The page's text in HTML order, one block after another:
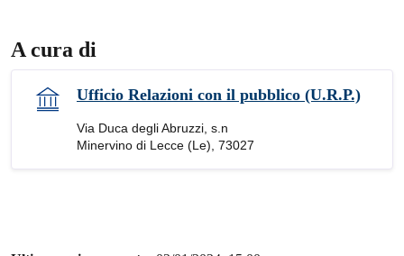
A cura di
Ufficio Relazioni con il pubblico (U.R.P.)
Via Duca degli Abruzzi, s.n
Minervino di Lecce (Le), 73027